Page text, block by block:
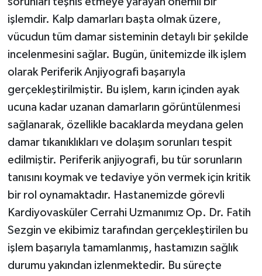
işlemdir. Kalp damarları başta olmak üzere,
vücudun tüm damar sisteminin detaylı bir şekilde
incelenmesini sağlar. Bugün, ünitemizde ilk işlem
olarak Periferik Anjiyografi başarıyla
gerçekleştirilmiştir. Bu işlem, karın içinden ayak
ucuna kadar uzanan damarların görüntülenmesi
sağlanarak, özellikle bacaklarda meydana gelen
damar tıkanıklıkları ve dolaşım sorunları tespit
edilmiştir. Periferik anjiyografi, bu tür sorunların
tanısını koymak ve tedaviye yön vermek için kritik
bir rol oynamaktadır. Hastanemizde görevli
Kardiyovasküler Cerrahi Uzmanımız Op. Dr. Fatih
Sezgin ve ekibimiz tarafından gerçekleştirilen bu
işlem başarıyla tamamlanmış, hastamızın sağlık
durumu yakından izlenmektedir. Bu süreçte